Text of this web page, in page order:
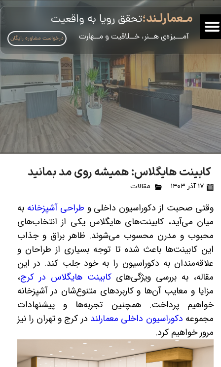
​آمـــیزه‌ی هــنر، خــلاقیت و مــهارت
مـعمارلـند؛تحقق رویا به واقعیت
درخواست مشاوره رایگان
کابینت هایگلاس: همیشه روی مد بمانید
۱۷ آذر ۱۴۰۳ مقالات
وقتی صحبت از دکوراسیون داخلی و طراحی آشپزخانه به
میان می‌آید، کابینت‌های هایگلاس یکی از انتخاب‌های
محبوب و مدرن محسوب می‌شوند. ظاهر براق و جذاب
این کابینت‌ها باعث شده تا توجه بسیاری از طراحان و
علاقه‌مندان به دکوراسیون را به خود جلب کند. در این
مقاله، به بررسی ویژگی‌هایکابینت‌ هایگلاس در کرج،
مزایا و معایب آن‌ها و کاربردهای متنوع‌شان در آشپزخانه
خواهیم پرداخت. همچنین تجربه‌ها و پیشنهادات
مجموعه دکوراسیون داخلی معمارلند در کرج و تهران را نیز
مرور خواهیم کرد.